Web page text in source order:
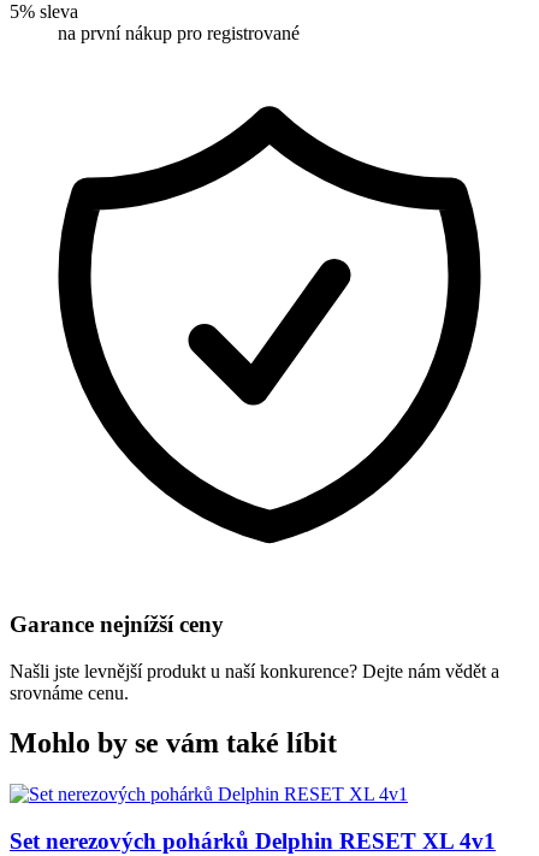
5% sleva
na první nákup pro registrované
Garance nejnížší ceny
Našli jste levnější produkt u naší konkurence? Dejte nám vědět a
srovnáme cenu.
Mohlo by se vám také líbit
Set nerezových pohárků Delphin RESET XL 4v1